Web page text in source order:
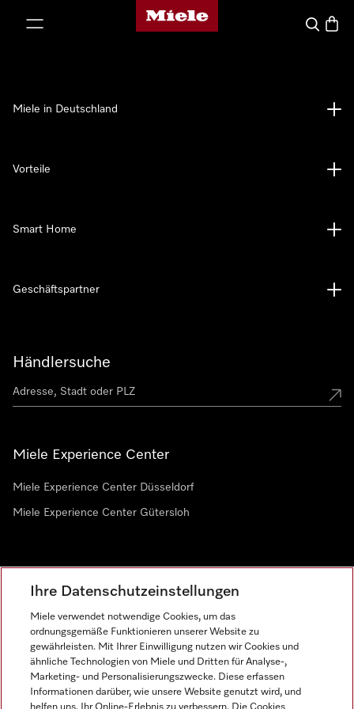
Miele-Homepage
Suche
Händlersuche
Miele Experience Center
Miele Experience Center Düsseldorf
Miele Experience Center Gütersloh
Miele in Deutschland
Vorteile
Smart Home
Geschäftspartner
Ihre Datenschutzeinstellungen
Miele verwendet notwendige Cookies, um das
ordnungsgemäße Funktionieren unserer Website zu
gewährleisten. Mit Ihrer Einwilligung nutzen wir Cookies und
ähnliche Technologien von Miele und Dritten für Analyse-,
Marketing- und Personalisierungszwecke. Diese erfassen
Informationen darüber, wie unsere Website genutzt wird, und